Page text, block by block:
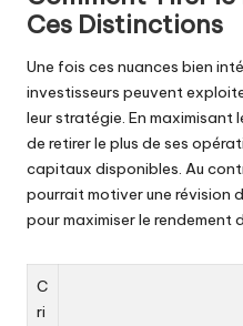
Ces Distinctions
Une fois ces nuances bien
investisseurs peuvent
leur stratégie. En maximisant
de retirer le plus de ses
capitaux disponibles. Au
pourrait motiver une révision
pour maximiser le rendement
C
ri